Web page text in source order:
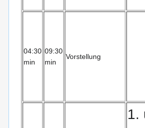
04:30
min
09:30
min
Vorstellung
1.